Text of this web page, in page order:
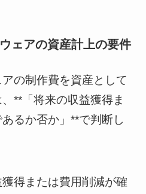
ェアの資産計上の要件
の制作費を資産として
**「将来の収益獲得ま
るか否か」**で判断し
得または費用削減が確